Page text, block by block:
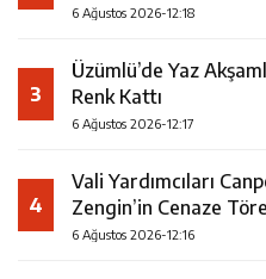
6 Ağustos 2026-12:18
3
Üzümlü’de Yaz
Renk Kattı
6 Ağustos 2026-12:17
4
Vali Yardımcıları
Zengin’in Cenaze
6 Ağustos 2026-12:16